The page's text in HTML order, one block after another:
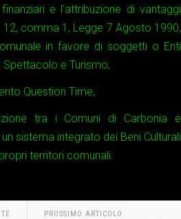
e l’attribuzione di vantaggi
12, comma 1, Legge 7 Agosto 1990,
in favore di soggetti o Enti
Spettacolo e Turismo;
Question Time;
tra i Comuni di Carbonia e
sistema integrato dei Beni Culturali
territori comunali.
PROSSIMO ARTICOLO